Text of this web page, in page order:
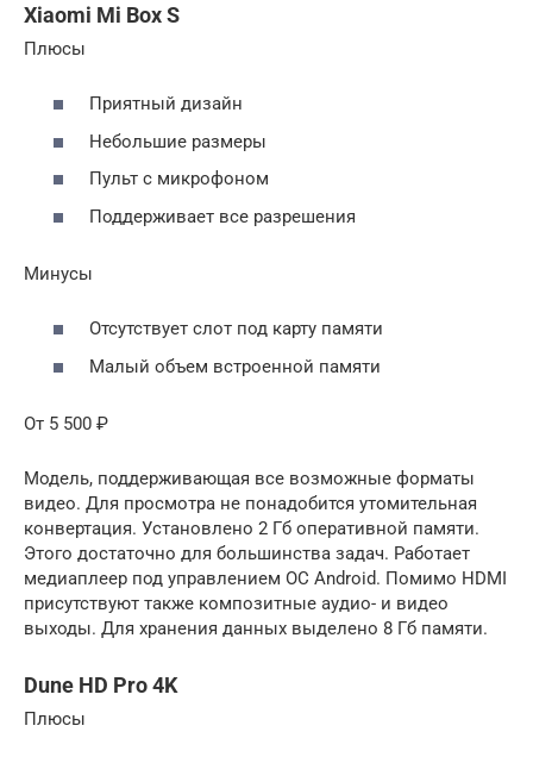
Xiaomi Mi Box S
Плюсы
Приятный дизайн
Небольшие размеры
Пульт с микрофоном
Поддерживает все разрешения
Минусы
Отсутствует слот под карту памяти
Малый объем встроенной памяти
От 5 500 ₽
Модель, поддерживающая все возможные форматы
видео. Для просмотра не понадобится утомительная
конвертация. Установлено 2 Гб оперативной памяти.
Этого достаточно для большинства задач. Работает
медиаплеер под управлением ОС Android. Помимо HDMI
присутствуют также композитные аудио- и видео
выходы. Для хранения данных выделено 8 Гб памяти.
Dune HD Pro 4K
Плюсы